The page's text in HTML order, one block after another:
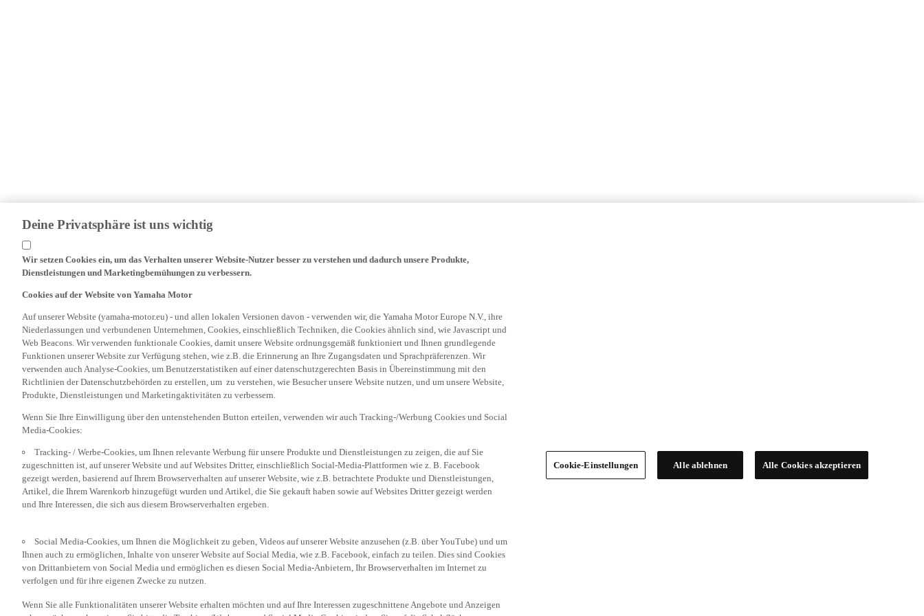
Wir setzen Cookies ein, um das Verhalten unserer Website-Nutzer besser zu verstehen und dadurch unsere Produkte,
Dienstleistungen und Marketingbemühungen zu verbessern.
Cookies auf der Website von Yamaha Motor
Niederlassungen und verbundenen Unternehmen, Cookies, einschließlich Techniken, die Cookies ähnlich sind, wie Javascript und
Web Beacons. Wir verwenden funktionale Cookies, damit unsere Website ordnungsgemäß funktioniert und Ihnen grundlegende
Funktionen unserer Website zur Verfügung stehen, wie z.B. die Erinnerung an Ihre Zugangsdaten und Sprachpräferenzen. Wir
verwenden auch Analyse-Cookies, um Benutzerstatistiken auf einer datenschutzgerechten Basis in Übereinstimmung mit den
Richtlinien der Datenschutzbehörden zu erstellen, um zu verstehen, wie Besucher unsere Website nutzen, und um unsere Website,
Produkte, Dienstleistungen und Marketingaktivitäten zu verbessern.
Wenn Sie Ihre Einwilligung über den untenstehenden Button erteilen, verwenden wir auch Tracking-/Werbung Cookies und Social
Media-Cookies:
zugeschnitten ist, auf unserer Website und auf Websites Dritter, einschließlich Social-Media-Plattformen wie z. B. Facebook
gezeigt werden, basierend auf Ihrem Browserverhalten auf unserer Website, wie z.B. betrachtete Produkte und Dienstleistungen,
Artikel, die Ihrem Warenkorb hinzugefügt wurden und Artikel, die Sie gekauft haben sowie auf Websites Dritter gezeigt werden
und Ihre Interessen, die sich aus diesem Browserverhalten ergeben.
Ihnen auch zu ermöglichen, Inhalte von unserer Website auf Social Media, wie z.B. Facebook, einfach zu teilen. Dies sind Cookies
von Drittanbietern von Social Media und ermöglichen es diesen Social Media-Anbietern, Ihr Browserverhalten im Internet zu
verfolgen und für ihre eigenen Zwecke zu nutzen.
sehen möchten, akzeptieren Sie bitte die Tracking-/Werbung- und Social Media-Cookies, indem Sie auf die Schaltfläche
Cookie-Einstellungen Alle ablehnen Alle Cookies akzeptieren